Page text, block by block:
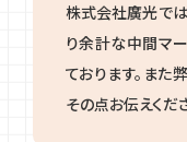
株式会社廣光で
り余計な中間マ
ております。また
その点お伝えくだ